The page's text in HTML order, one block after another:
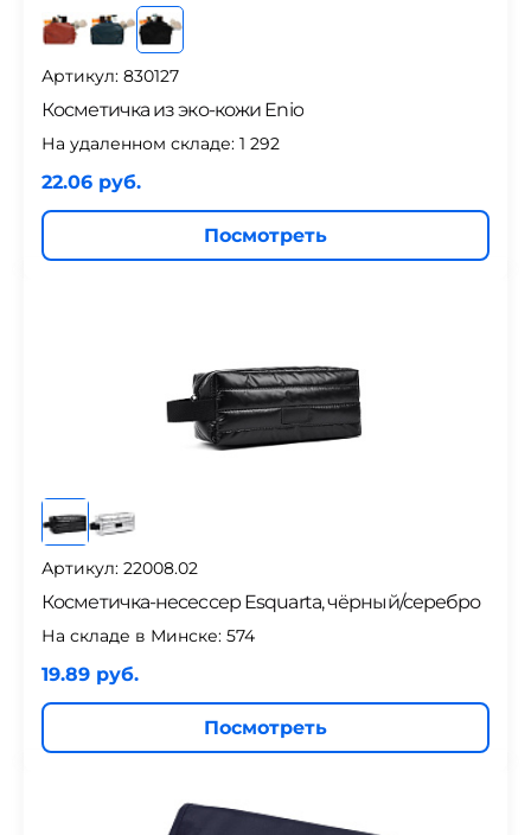
Артикул: 830127
Косметичка из эко-кожи Enio
На удаленном складе: 1 292
22.06 руб.
Посмотреть
Артикул: 22008.02
Косметичка-несессер Esquarta, чёрный/серебро
На складе в Минске: 574
19.89 руб.
Посмотреть